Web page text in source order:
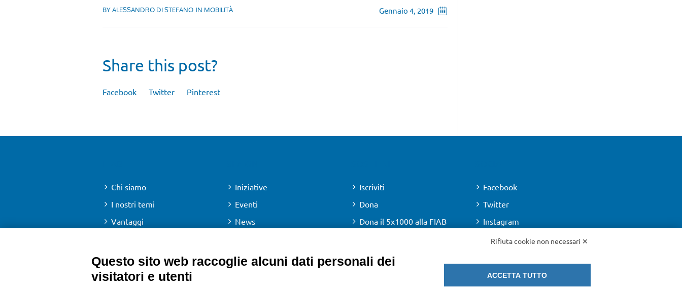
Gennaio 4, 2019
BYALESSANDRO DI STEFANO IN MOBILITÀ
Share this post?
Facebook Twitter Pinterest
Chi siamo
I nostri temi
Vantaggi
Info associative
Contatti
Iniziative
Eventi
News
Iscriviti
Dona
Dona il 5x1000 alla FIAB
Facebook
Twitter
Instagram
Youtube
Rifiuta cookie non necessari ✕
Questo sito web raccoglie alcuni dati personali dei
visitatori e utenti
ACCETTA TUTTO